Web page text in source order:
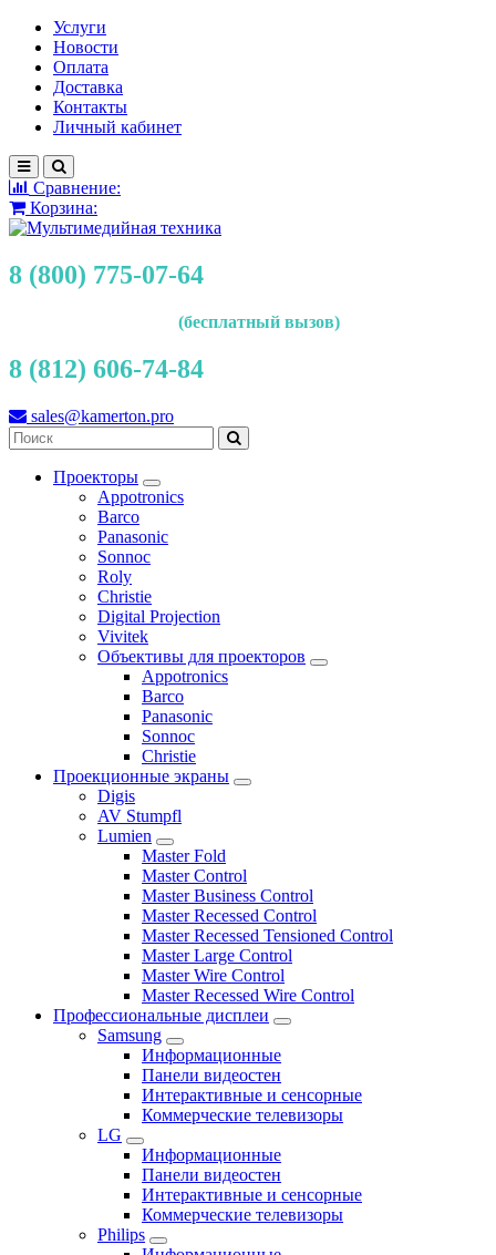
Услуги
Новости
Оплата
Доставка
Контакты
Личный кабинет
Сравнение:
Корзина:
8 (800) 775-07-64
(бесплатный вызов)
8 (812) 606-74-84
sales@kamerton.pro
Проекторы
Appotronics
Barco
Panasonic
Sonnoc
Roly
Christie
Digital Projection
Vivitek
Объективы для проекторов
Appotronics
Barco
Panasonic
Sonnoc
Сhristie
Проекционные экраны
Digis
AV Stumpfl
Lumien
Master Fold
Master Control
Master Business Control
Master Recessed Control
Master Recessed Tensioned Control
Master Large Control
Master Wire Control
Master Recessed Wire Control
Профессиональные дисплеи
Samsung
Информационные
Панели видеостен
Интерактивные и сенсорные
Коммерческие телевизоры
LG
Информационные
Панели видеостен
Интерактивные и сенсорные
Коммерческие телевизоры
Philips